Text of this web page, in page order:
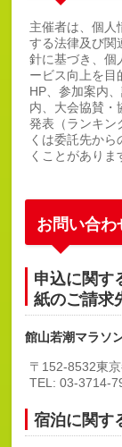
主催者は、個人
する法律及び関
針に基づき、個
ービス向上を目
HP、参加案内
内、大会協賛・
発表（ランキン
くは委託先か
くことがありま
お問い合わ
申込に関す
紙のご請求
館山若潮マラソ
〒152-8532東
TEL: 03-3714-
宿泊に関す